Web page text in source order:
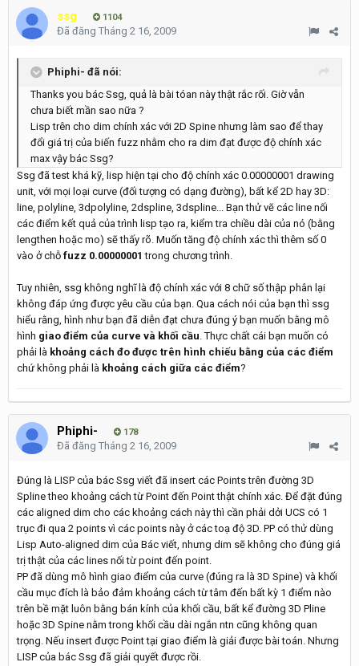
ssg 1104
Đã đăng Tháng 2 16, 2009
Phiphi- đã nói:
Thanks you bác Ssg, quả là bài tóan này thật rắc rối. Giờ vẫn
chưa biết mần sao nữa ?
Lisp trên cho dim chính xác với 2D Spine nhưng làm sao để thay
đổi giá trị của biến fuzz nhằm cho ra dim đạt được độ chính xác
max vậy bác Ssg?
Ssg đã test khá kỹ, lisp hiện tại cho độ chính xác 0.00000001 drawing
unit, với mọi loại curve (đối tượng có dạng đường), bất kể 2D hay 3D:
line, polyline, 3dpolyline, 2dspline, 3dspline... Bạn thử vẽ các line nối
các điểm kết quả của trình lisp tạo ra, kiểm tra chiều dài của nó (bằng
lengthen hoặc mo) sẽ thấy rõ. Muốn tăng độ chính xác thì thêm số 0
vào ở chỗ fuzz 0.00000001 trong chương trình.
Tuy nhiên, ssg không nghĩ là độ chính xác với 8 chữ số thập phân lại
không đáp ứng được yêu cầu của bạn. Qua cách nói của bạn thì ssg
hiểu rằng, hình như bạn đã diễn đạt chưa đúng ý bạn muốn bằng mô
hình giao điểm của curve và khối cầu. Thực chất cái bạn muốn có
phải là khoảng cách đo được trên hình chiếu bằng của các điểm
chứ không phải là khoảng cách giữa các điểm?
Phiphi- 178
Đã đăng Tháng 2 16, 2009
Đúng là LISP của bác Ssg viết đã insert các Points trên đường 3D
Spline theo khoảng cách từ Point đến Point thật chính xác. Để đặt đúng
các aligned dim cho các khoảng cách này thì cần phải dởi UCS có 1
trục đi qua 2 points vì các points này ở các toạ độ 3D. PP có thử dùng
Lisp Auto-aligned dim của Bác viết, nhưng dim sẽ không cho đúng giá
trị thật của các lines nối từ point đến point.
PP đã dùng mô hình giao điểm của curve (đúng ra là 3D Spine) và khối
cầu mục đích là bảo đảm khoảng cách từ tâm đến bất kỳ 1 điểm nào
trên bề mặt luôn bằng bán kính của khối cầu, bất kể đường 3D Pline
hoặc 3D Spine nằm trong khối cầu dài ngắn ntn cũng không quan
trọng. Nếu insert được Point tại giao điểm là giải được bài toán. Nhưng
LISP của bác Ssg đã giải quyết được rồi.